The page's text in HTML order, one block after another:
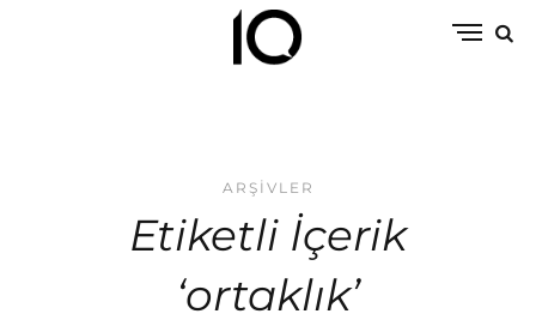
ARŞIVLER
Etiketli İçerik
‘ortaklık’